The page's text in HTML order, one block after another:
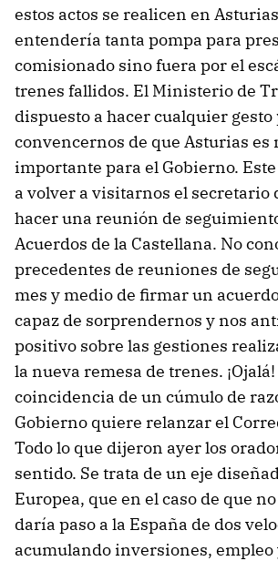
estos actos se realicen en
entendería tanta pompa para
comisionado sino fuera por el
trenes fallidos. El Ministerio de
dispuesto a hacer cualquier gesto
convencernos de que Asturias es
importante para el Gobierno.
a volver a visitarnos el secretario
hacer una reunión de
Acuerdos de la Castellana. No
precedentes de reuniones de
mes y medio de firmar un
capaz de sorprendernos y nos
positivo sobre las gestiones
la nueva remesa de trenes.
coincidencia de un cúmulo de
Gobierno quiere relanzar el
Todo lo que dijeron ayer los
sentido. Se trata de un eje
Europea, que en el caso de que
daría paso a la España de dos
acumulando inversiones,